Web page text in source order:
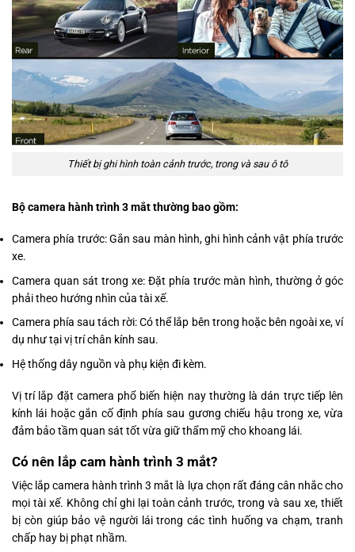
Thiết bị ghi hình toàn cảnh trước, trong và sau ô tô
Bộ camera hành trình 3 mắt thường bao gồm:
Camera phía trước: Gắn sau màn hình, ghi hình cảnh vật phía trước
xe.
Camera quan sát trong xe: Đặt phía trước màn hình, thường ở góc
phải theo hướng nhìn của tài xế.
Camera phía sau tách rời: Có thể lắp bên trong hoặc bên ngoài xe, ví
dụ như tại vị trí chân kính sau.
Hệ thống dây nguồn và phụ kiện đi kèm.
Vị trí lắp đặt camera phổ biến hiện nay thường là dán trực tiếp lên
kính lái hoặc gắn cố định phía sau gương chiếu hậu trong xe, vừa
đảm bảo tầm quan sát tốt vừa giữ thẩm mỹ cho khoang lái.
Có nên lắp cam hành trình 3 mắt?
Việc lắp camera hành trình 3 mắt là lựa chọn rất đáng cân nhắc cho
mọi tài xế. Không chỉ ghi lại toàn cảnh trước, trong và sau xe, thiết
bị còn giúp bảo vệ người lái trong các tình huống va chạm, tranh
chấp hay bị phạt nhầm.